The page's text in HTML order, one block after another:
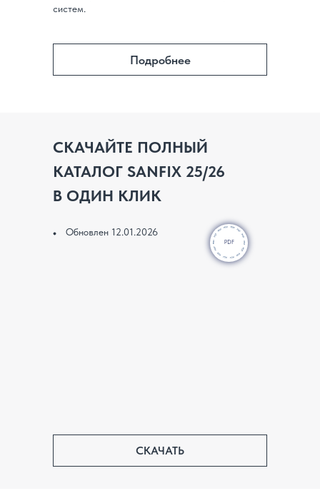
Подробнее
систем.
СКАЧАТЬ
СКАЧАЙТЕ ПОЛНЫЙ
КАТАЛОГ SANFIX 25/26
В ОДИН КЛИК
PDF
Обновлен 12.01.2026